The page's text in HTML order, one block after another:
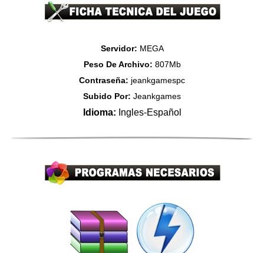
Servidor: MEGA
Peso De Archivo: 807Mb
Contraseña: jeankgamespc
Subido Por: Jeankgames
Idioma: Ingles-Español